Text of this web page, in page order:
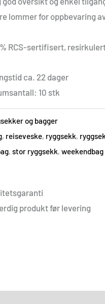
lommer for oppbevaring
RCS-sertifisert,
ca. 22 dager
10 stk
og bagger
, reiseveske, ryggsekk,
, stor ryggsekk, weekendbag
produkt før levering